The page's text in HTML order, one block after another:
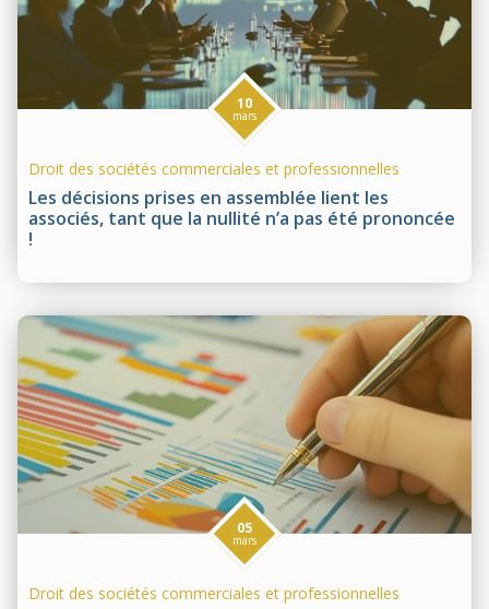
Les décisions prises en assemblée lient les
associés, tant que la nullité n’a pas été prononcée
!
10
mars
Droit des sociétés commerciales et professionnelles
05
mars
Droit des sociétés commerciales et professionnelles